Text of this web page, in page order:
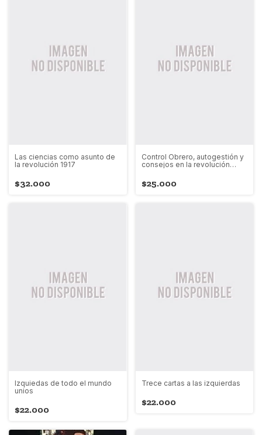
Las ciencias como asunto de
la revolución 1917
$32.000
Control Obrero, autogestión y
consejos en la revolución
$25.000
Izquiedas de todo el mundo
unios
$22.000
Trece cartas a las izquierdas
$22.000